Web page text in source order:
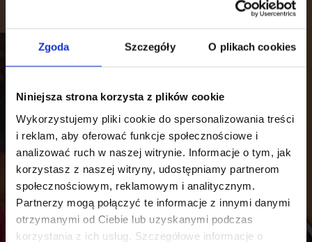
Zgoda Szczegóły O plikach cookies
Niniejsza strona korzysta z plików cookie
Wykorzystujemy pliki cookie do spersonalizowania treści
i reklam, aby oferować funkcje społecznościowe i
analizować ruch w naszej witrynie. Informacje o tym, jak
korzystasz z naszej witryny, udostępniamy partnerom
społecznościowym, reklamowym i analitycznym.
Partnerzy mogą połączyć te informacje z innymi danymi
otrzymanymi od Ciebie lub uzyskanymi podczas
korzystania z ich usług. Szczegółowe informacje o